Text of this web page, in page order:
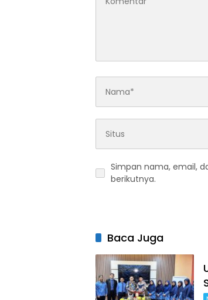
Simpan nama, email,
berikutnya.
Baca Juga